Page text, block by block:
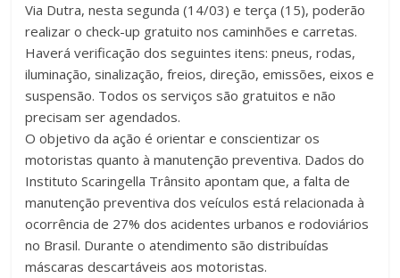
Via Dutra, nesta segunda (14/03) e terça (15), poderão
realizar o check-up gratuito nos caminhões e carretas.
Haverá verificação dos seguintes itens: pneus, rodas,
iluminação, sinalização, freios, direção, emissões, eixos e
suspensão. Todos os serviços são gratuitos e não
precisam ser agendados.
O objetivo da ação é orientar e conscientizar os
motoristas quanto à manutenção preventiva. Dados do
Instituto Scaringella Trânsito apontam que, a falta de
manutenção preventiva dos veículos está relacionada à
ocorrência de 27% dos acidentes urbanos e rodoviários
no Brasil. Durante o atendimento são distribuídas
máscaras descartáveis aos motoristas.